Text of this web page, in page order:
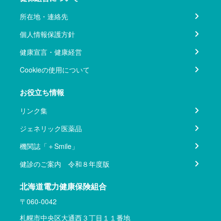
所在地・連絡先
個人情報保護方針
健康宣言・健康経営
Cookieの使用について
お役立ち情報
リンク集
ジェネリック医薬品
機関誌「＋Smile」
健診のご案内 令和８年度版
北海道電力健康保険組合
〒060-0042
札幌市中央区大通西３丁目１１番地